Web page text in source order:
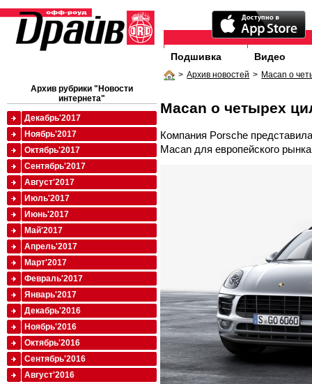
Подшивка Видео
> Архив новостей > Macan о
Macan о четырех
Компания Porsche
Macan для европейского
Архив рубрики "Новости
интернета"
Декабрь'2017
Ноябрь'2017
Октябрь'2017
Сентябрь'2017
Август'2017
Июль'2017
Июнь'2017
Май'2017
Апрель'2017
Март'2017
Февраль'2017
Январь'2017
Декабрь'2016
Ноябрь'2016
Октябрь'2016
Сентябрь'2016
Август'2016